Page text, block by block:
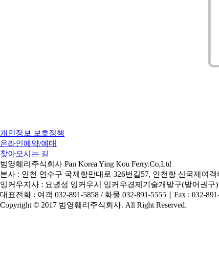
개인정보 보호정책
온라인예약/예매
찾아오시는 길
범영훼리주식회사 Pan Korea Ying Kou Ferry.Co,Ltd
본사 : 인천 연수구 국제항만대로 326번길57, 인천항 신국제여
잉커우지사 : 요녕성 잉커우시 잉커우경제기술개발구(발어권
대표전화 : 여객 032-891-5858 / 화물 032-891-5555
Fax : 032-
Copyright © 2017 범영훼리주식회사. All Right Reserved.